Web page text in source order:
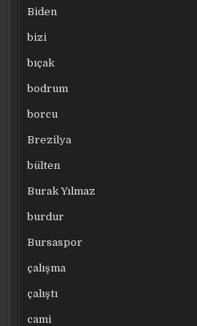
Biden
bizi
bıçak
bodrum
borcu
Brezilya
bülten
Burak Yılmaz
burdur
Bursaspor
çalışma
çalıştı
cami